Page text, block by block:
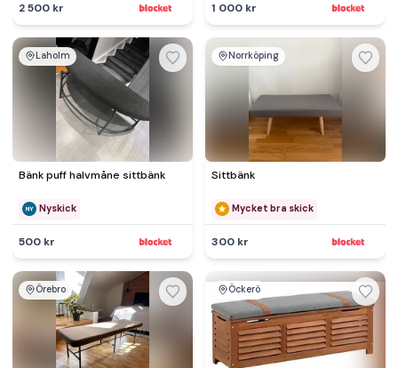
2 500 kr 1 000 kr
Laholm
Bänk puff halvmåne sittbänk
Nyskick
500 kr
Norrköping
Sittbänk
Mycket bra skick
300 kr
Örebro Öckerö